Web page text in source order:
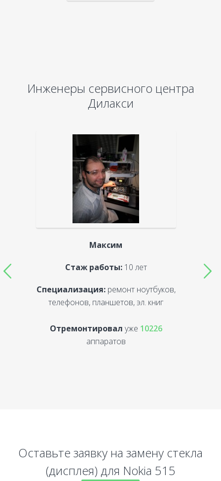
Инженеры сервисного центра
Дилакси
Максим
Стаж работы:10 лет
Специализация:ремонт ноутбуков,
телефонов, планшетов, эл. книг
Отремонтировал уже 10226
аппаратов
Оставьте заявку на замену стекла
(дисплея) для Nokia 515